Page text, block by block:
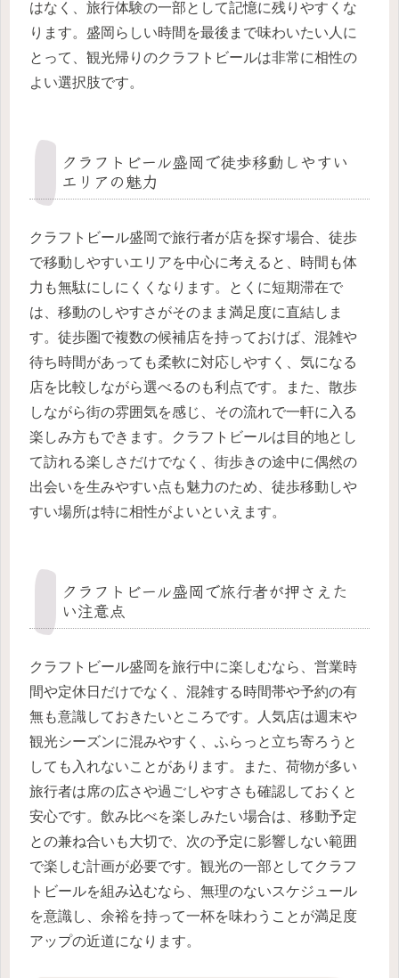
はなく、旅行体験の一部として記憶に残りやすくな
ります。盛岡らしい時間を最後まで味わいたい人に
とって、観光帰りのクラフトビールは非常に相性の
よい選択肢です。
クラフトビール盛岡で徒歩移動しやすい
エリアの魅力
クラフトビール盛岡で旅行者が店を探す場合、徒歩
で移動しやすいエリアを中心に考えると、時間も体
力も無駄にしにくくなります。とくに短期滞在で
は、移動のしやすさがそのまま満足度に直結しま
す。徒歩圏で複数の候補店を持っておけば、混雑や
待ち時間があっても柔軟に対応しやすく、気になる
店を比較しながら選べるのも利点です。また、散歩
しながら街の雰囲気を感じ、その流れで一軒に入る
楽しみ方もできます。クラフトビールは目的地とし
て訪れる楽しさだけでなく、街歩きの途中に偶然の
出会いを生みやすい点も魅力のため、徒歩移動しや
すい場所は特に相性がよいといえます。
クラフトビール盛岡で旅行者が押さえた
い注意点
クラフトビール盛岡を旅行中に楽しむなら、営業時
間や定休日だけでなく、混雑する時間帯や予約の有
無も意識しておきたいところです。人気店は週末や
観光シーズンに混みやすく、ふらっと立ち寄ろうと
しても入れないことがあります。また、荷物が多い
旅行者は席の広さや過ごしやすさも確認しておくと
安心です。飲み比べを楽しみたい場合は、移動予定
との兼ね合いも大切で、次の予定に影響しない範囲
で楽しむ計画が必要です。観光の一部としてクラフ
トビールを組み込むなら、無理のないスケジュール
を意識し、余裕を持って一杯を味わうことが満足度
アップの近道になります。